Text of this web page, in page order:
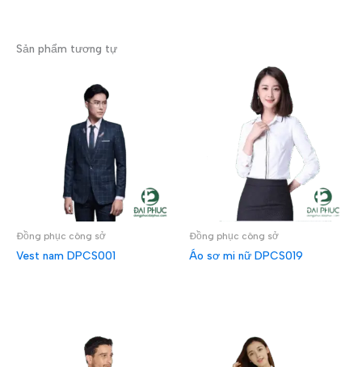
Sản phẩm tương tự
Đồng phục công sở
Vest nam DPCS001
Đồng phục công sở
Áo sơ mi nữ DPCS019